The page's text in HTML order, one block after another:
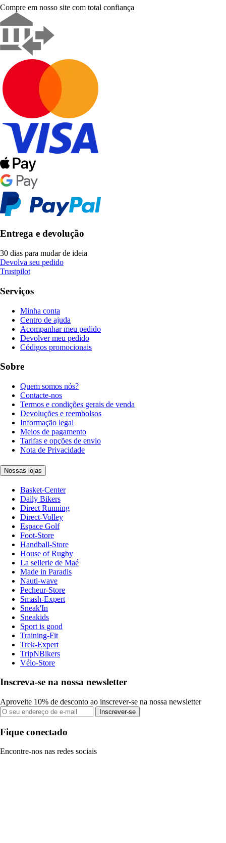
Compre em nosso site com total confiança
Entrega e devolução
30 dias para mudar de ideia
Devolva seu pedido
Trustpilot
Serviços
Minha conta
Centro de ajuda
Acompanhar meu pedido
Devolver meu pedido
Códigos promocionais
Sobre
Quem somos nós?
Contacte-nos
Termos e condições gerais de venda
Devoluções e reembolsos
Informação legal
Meios de pagamento
Tarifas e opções de envio
Nota de Privacidade
Nossas lojas
Basket-Center
Daily Bikers
Direct Running
Direct-Volley
Espace Golf
Foot-Store
Handball-Store
House of Rugby
La sellerie de Maé
Made in Paradis
Nauti-wave
Pecheur-Store
Smash-Expert
Sneak'In
Sneakids
Sport is good
Training-Fit
Trek-Expert
TripNBikers
Vélo-Store
Inscreva-se na nossa newsletter
Aproveite 10% de desconto ao inscrever-se na nossa newsletter
Inscrever-se
Fique conectado
Encontre-nos nas redes sociais